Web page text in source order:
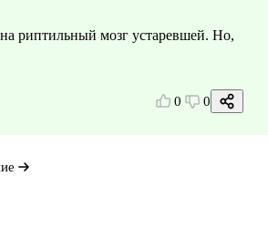
риптильный мозг устаревшей. Но,
0 0